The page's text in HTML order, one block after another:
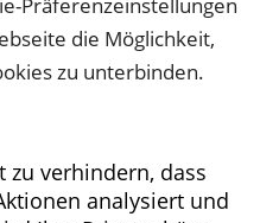
die Möglichkeit,
zu unterbinden.